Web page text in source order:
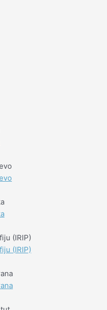
(IRIP)
(IRIP)